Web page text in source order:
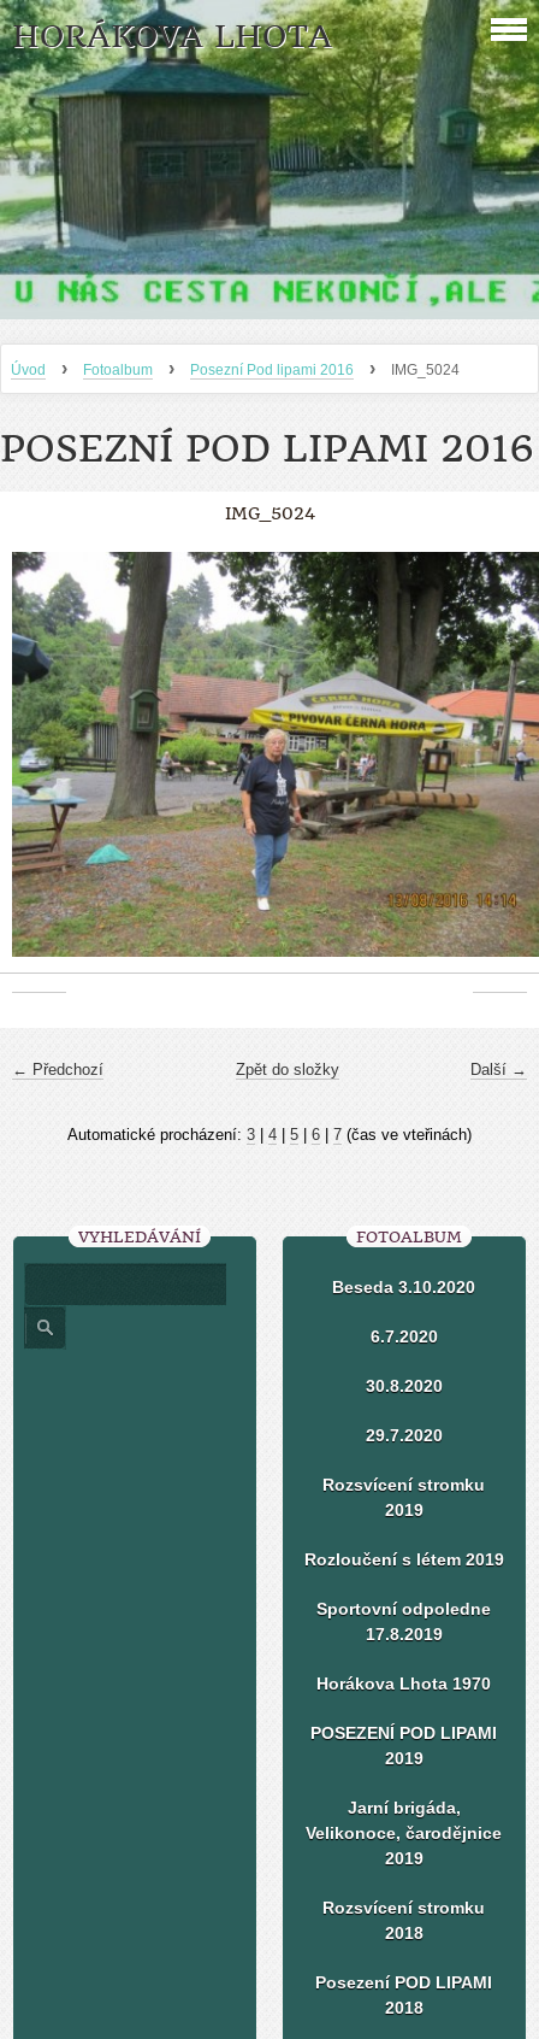
HORÁKOVA LHOTA
Úvod › Fotoalbum › Posezní Pod lipami 2016 › IMG_5024
POSEZNÍ POD LIPAMI 2016
IMG_5024
← Předchozí Další →
Zpět do složky
Automatické procházení: 3 4 5 6 7 (čas ve vteřinách)
VYHLEDÁVÁNÍ FOTOALBUM
Beseda 3.10.2020
6.7.2020
30.8.2020
29.7.2020
Rozsvícení stromku
2019
Rozloučení s létem 2019
Sportovní odpoledne
17.8.2019
Horákova Lhota 1970
POSEZENÍ POD LIPAMI
2019
Jarní brigáda,
Velikonoce, čarodějnice
2019
Rozsvícení stromku
2018
Posezení POD LIPAMI
2018